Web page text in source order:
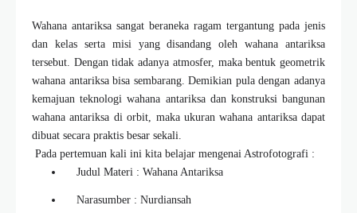
Wahana antariksa sangat beraneka ragam tergantung pada jenis
dan kelas serta misi yang disandang oleh wahana antariksa
tersebut. Dengan tidak adanya atmosfer, maka bentuk geometrik
wahana antariksa bisa sembarang. Demikian pula dengan adanya
kemajuan teknologi wahana antariksa dan konstruksi bangunan
wahana antariksa di orbit, maka ukuran wahana antariksa dapat
dibuat secara praktis besar sekali.
Pada pertemuan kali ini kita belajar mengenai Astrofotografi :
Judul Materi : Wahana Antariksa
Narasumber : Nurdiansah